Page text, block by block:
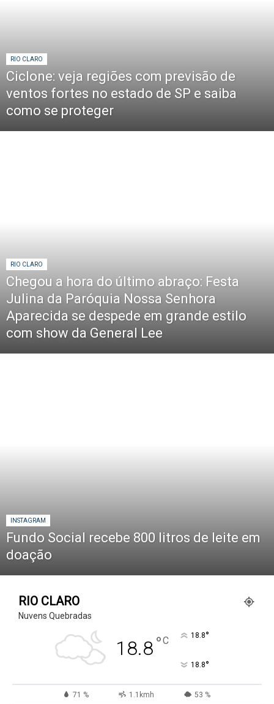
RIO CLARO
Ciclone: veja regiões com previsão de
ventos fortes no estado de SP e saiba
como se proteger
RIO CLARO
Chegou a hora do último abraço: Festa
Julina da Paróquia Nossa Senhora
Aparecida se despede em grande estilo
com show da General Lee
INSTAGRAM
Fundo Social recebe 800 litros de leite em
doação
RIO CLARO
Nuvens Quebradas
18.8°C 18.8°
18.8°
71 % 1.1kmh 53 %